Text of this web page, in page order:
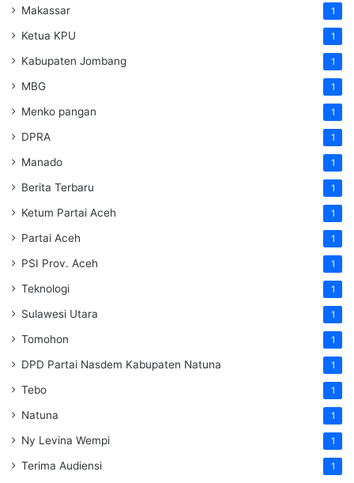
Makassar 1
Ketua KPU 1
Kabupaten Jombang 1
MBG 1
Menko pangan 1
DPRA 1
Manado 1
Berita Terbaru 1
Ketum Partai Aceh 1
Partai Aceh 1
PSI Prov. Aceh 1
Teknologi 1
Sulawesi Utara 1
Tomohon 1
DPD Partai Nasdem Kabupaten Natuna 1
Tebo 1
Natuna 1
Ny Levina Wempi 1
Terima Audiensi 1